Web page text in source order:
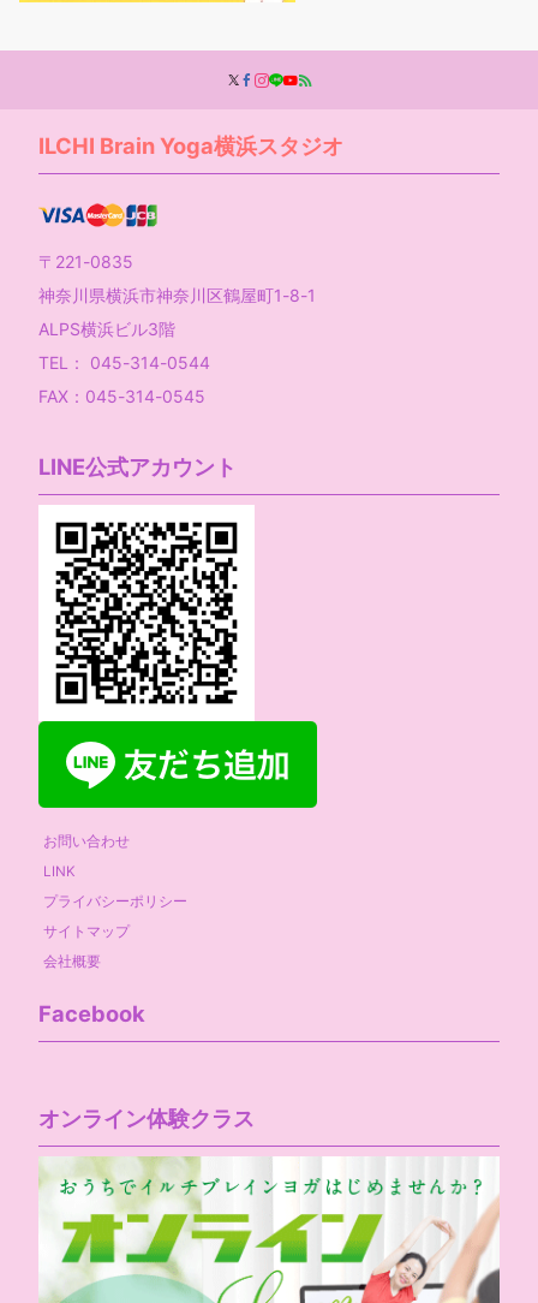
ILCHI Brain Yoga横浜スタジオ
〒221-0835
神奈川県横浜市神奈川区鶴屋町1-8-1
ALPS横浜ビル3階
TEL： 045-314-0544
FAX：045-314-0545
LINE公式アカウント
お問い合わせ
LINK
プライバシーポリシー
サイトマップ
会社概要
Facebook
オンライン体験クラス